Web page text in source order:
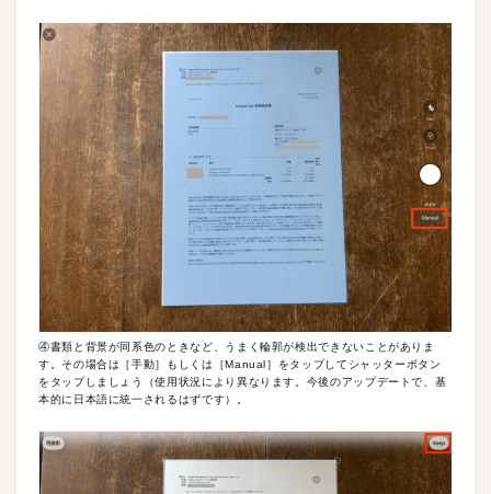
④書類と背景が同系色のときなど、うまく輪郭が検出できないことがありま
す。その場合は［手動］もしくは［Manual］をタップしてシャッターボタン
をタップしましょう（使用状況により異なります。今後のアップデートで、基
本的に日本語に統一されるはずです）。